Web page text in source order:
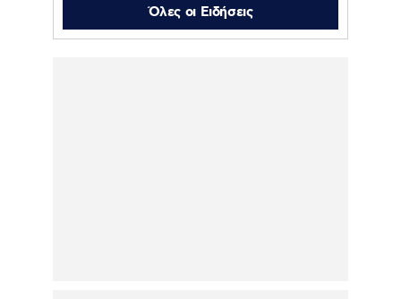
Όλες οι Ειδήσεις